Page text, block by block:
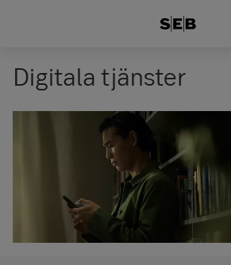
Digitala tjänster